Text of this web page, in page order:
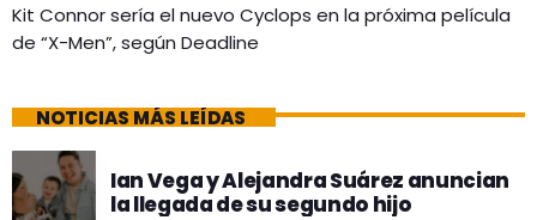
Kit Connor sería el nuevo Cyclops en la próxima película
de “X-Men”, según Deadline
NOTICIAS MÁS LEÍDAS
Ian Vega y Alejandra Suárez anuncian
la llegada de su segundo hijo